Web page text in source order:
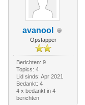
avanool
Opstapper
Berichten: 9
Topics: 4
Lid sinds: Apr 2021
Bedankt: 4
4 x bedankt in 4
berichten